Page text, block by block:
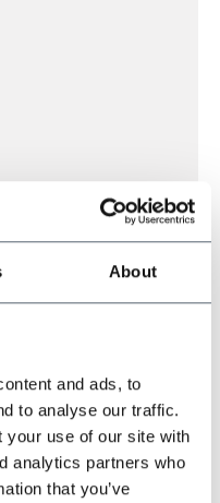
About
and ads, to
to analyse our traffic.
your use of our site with
analytics partners who
that you’ve
Webwinkel-keurmerk